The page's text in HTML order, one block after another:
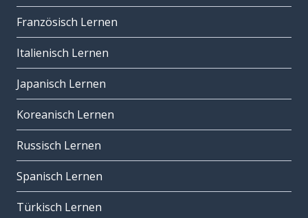
Französisch Lernen
Italienisch Lernen
Japanisch Lernen
Koreanisch Lernen
Russisch Lernen
Spanisch Lernen
Türkisch Lernen